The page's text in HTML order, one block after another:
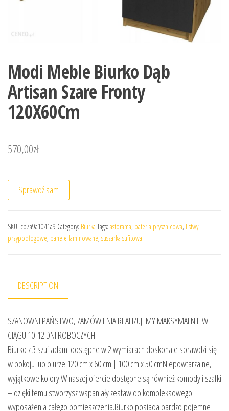
Modi Meble Biurko Dąb
Artisan Szare Fronty
120X60Cm
570,00zł
Sprawdź sam
SKU: cb7a9a1041a9 Category: Biurka Tags: astorama, bateria prysznicowa, listwy
przypodłogowe, panele laminowane, suszarka sufitowa
DESCRIPTION
SZANOWNI PAŃSTWO, ZAMÓWIENIA REALIZUJEMY MAKSYMALNIE W
CIĄGU 10-12 DNI ROBOCZYCH.
Biurko z 3 szufladami dostępne w 2 wymiarach doskonale sprawdzi się
w pokoju lub biurze.120 cm x 60 cm | 100 cm x 50 cmNiepowtarzalne,
wyjątkowe kolory!W naszej ofercie dostępne są również komody i szafki
– dzięki temu stworzysz wspaniały zestaw do kompleksowego
wyposażenia całego pomieszczenia.Biurko posiada bardzo pojemne